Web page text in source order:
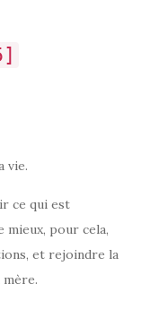
vie.
ce qui est
mieux, pour cela,
et rejoindre la